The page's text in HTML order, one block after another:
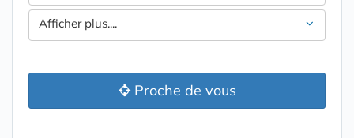
Afficher plus....
Proche de vous